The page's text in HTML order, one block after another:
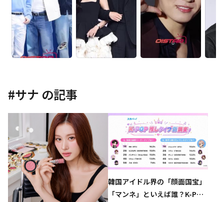
#サナ の記事
韓国アイドル界の「顔面国宝」
「マンネ」といえば誰？K-POP